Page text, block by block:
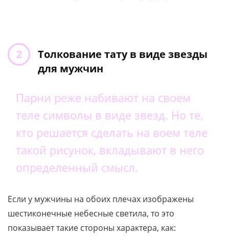
Толкование тату в виде звезды
для мужчин
Парни реже набивают на своем
теле символы в виде звезд. Но те,
кто решается сделать на воем теле
такой рисунок, вкладывают в него
определенный смысл.
Если у мужчины на обоих плечах изображены
шестиконечные небесные светила, то это
показывает такие стороны характера, как: